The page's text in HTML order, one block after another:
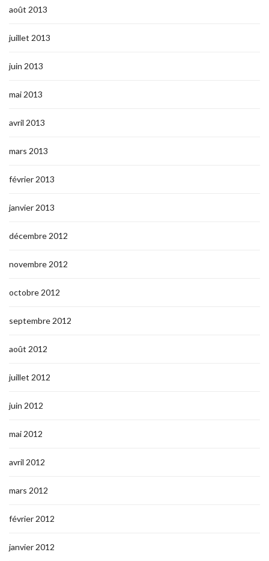
août 2013
juillet 2013
juin 2013
mai 2013
avril 2013
mars 2013
février 2013
janvier 2013
décembre 2012
novembre 2012
octobre 2012
septembre 2012
août 2012
juillet 2012
juin 2012
mai 2012
avril 2012
mars 2012
février 2012
janvier 2012